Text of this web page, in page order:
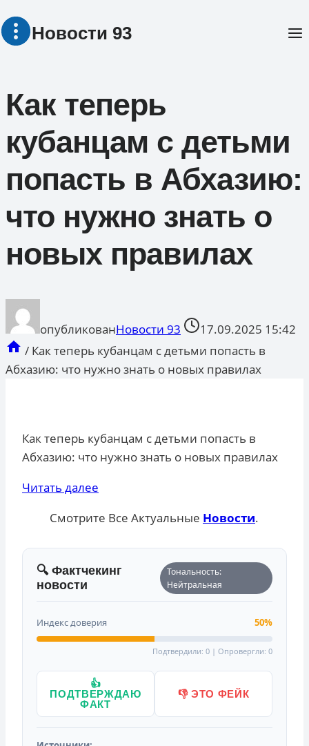
Перейти
Новости 93
Как теперь
кубанцам с детьми
попасть в Абхазию:
что нужно знать о
новых правилах
опубликованНовости 93
17.09.2025 15:42
/ Как теперь кубанцам с детьми попасть в
Абхазию: что нужно знать о новых правилах
Как теперь кубанцам с детьми попасть в
Абхазию: что нужно знать о новых правилах
Читать далее
Смотрите Все Актуальные Новости.
🔍 Фактчекинг
новости
Тональность:
Нейтральная
Индекс доверия 50%
Подтвердили: 0 | Опровергли: 0
👍
ПОДТВЕРЖДАЮ
ФАКТ
👎 ЭТО ФЕЙК